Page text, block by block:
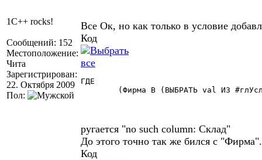
1C++ rocks!
Сообщений: 152
Местоположение:
Чита
Зарегистрирован:
22. Октября 2009
Пол:
Все Ок, но как только в условие
Код
ГДЕ
ругается "no such column: Склад"
До этого точно так же бился с
Код